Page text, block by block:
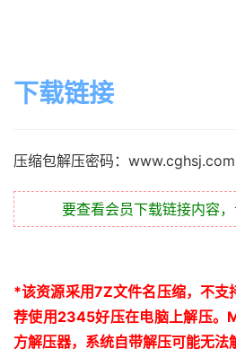
下载链接
压缩包解压密码：www.cghsj.com
要查看会员下载链接内容
*该资源采用7Z文件名压缩，不支
荐使用2345好压在电脑上解压。
方解压器，系统自带解压可能无法